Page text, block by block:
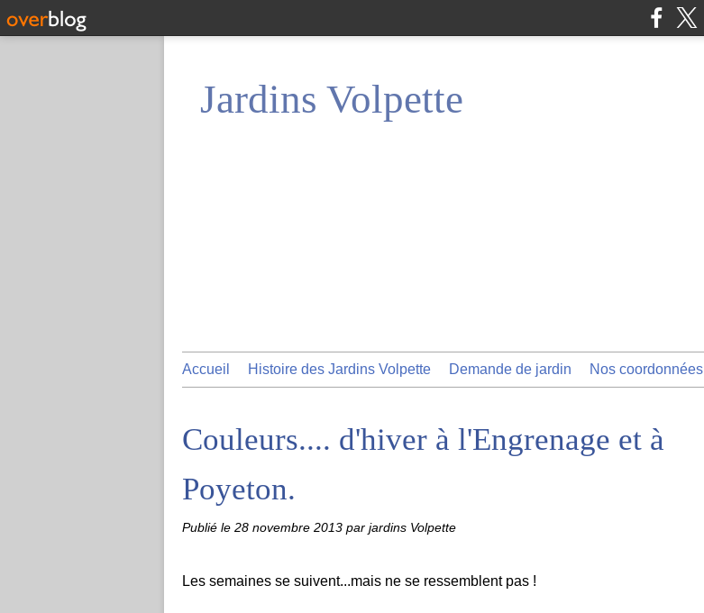
Jardins Volpette
Accueil Histoire des Jardins Volpette Demande de jardin Nos coordonnées
Couleurs.... d'hiver à l'Engrenage et à
Poyeton.
Publié le 28 novembre 2013 par jardins Volpette
Les semaines se suivent...mais ne se ressemblent pas !